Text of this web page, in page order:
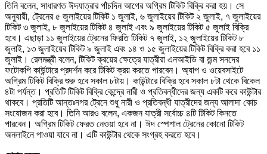
তিনি বলেন, সাধারণত ঈদযাত্রার পাঁচদিন আগের অগ্রিম টিকিট বিক্রি করা হয়। সে
অনুযায়ী, ট্রেনের ৫ জুলাইয়ের টিকিট ১ জুলাই, ৬ জুলাইয়ের টিকিট ২ জুলাই, ৭ জুলাইয়ের
টিকিট ৩ জুলাই, ৮ জুলাইয়ের টিকিট ৪ জুলাই এবং ৯ জুলাইয়ের টিকিট ৫ জুলাই বিক্রি
হবে। এছাড়া ১১ জুলাইয়ের ট্রেনের ফিরতি টিকিট ৭ জুলাই, ১২ জুলাইয়ের টিকিট ৮
জুলাই, ১৩ জুলাইয়ের টিকিট ৯ জুলাই এবং ১৪ ও ১৫ জুলাইয়ের টিকিট বিক্রি করা হবে ১১
জুলাই। রেলমন্ত্রী বলেন, টিকিট ক্রয়ের ক্ষেত্রে যাত্রীরা এনআইডি বা জন্ম সনদের
ফটোকপি কাউন্টারে প্রদর্শন করে টিকিট ক্রয় করতে পারবেন। অ্যাপ ও ওয়েবসাইটে
অগ্রিম টিকিট বিক্রি শুরু হবে সকাল ৮টায়। কাউন্টারে বিক্রি হবে সকাল ৮টা থেকে বিকেল
৪টা পর্যন্ত। প্রতিটি টিকিট বিক্রি কেন্দ্রে নারী ও প্রতিবন্ধীদের জন্য একটি করে কাউন্টার
থাকবে। প্রতিটি আন্তঃনগর ট্রেনে শুধু নারী ও প্রতিবন্ধী যাত্রীদের জন্য আলাদা কোচ
সংযোজন করা হবে। তিনি আরও বলেন, একজন যাত্রী সর্বোচ্চ ৪টি টিকিট কিনতে
পারবেন। অগ্রিম টিকিট ফেরত নেওয়া হবে না। ঈদ স্পেশাল ট্রেনের কোনো টিকিট
অনলাইনে পাওয়া যাবে না। এটি কাউন্টার থেকে সংগ্রহ করতে হবে।